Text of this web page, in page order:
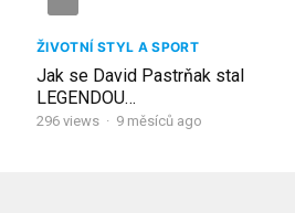
ŽIVOTNÍ STYL A SPORT
Jak se David Pastrňak stal
LEGENDOU…
296 views · 9 měsíců ago